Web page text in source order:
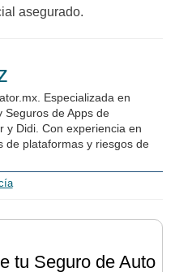
asegurado.
Especializada en
Seguros de Apps de
y Didi. Con experiencia en
de plataformas y riesgos de
tu Seguro de Auto